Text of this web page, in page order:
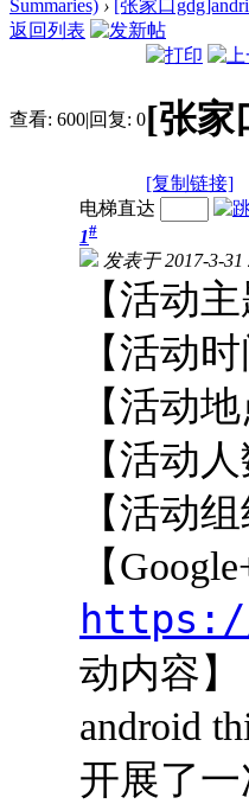
Summaries) › [张家口
返回列表
查看: 600|回复: 0[张家
[复制链接]
电梯直达
1#
发表于 2017-3-31
【活动
【活动时
【活动地
【活动
【活动
【
https://
动内容】
android
开展了一